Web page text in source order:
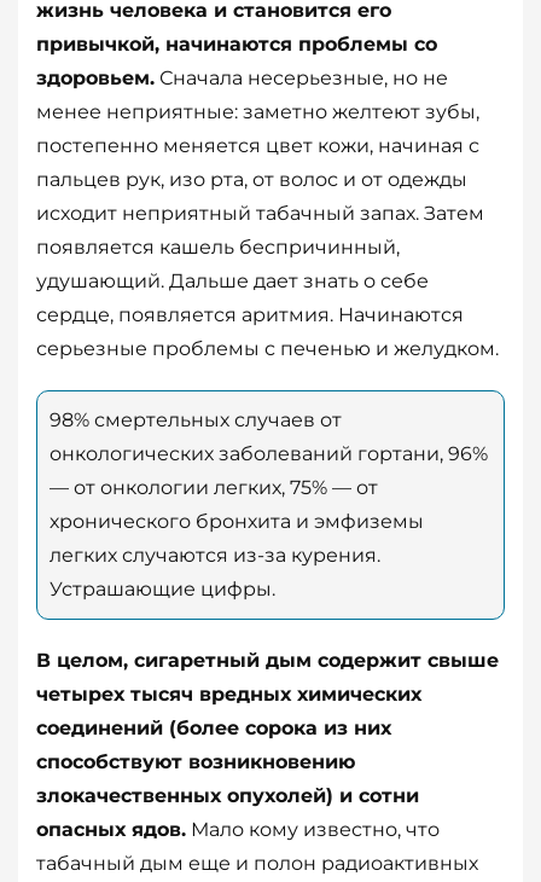
жизнь человека и становится его
привычкой, начинаются проблемы со
здоровьем. Сначала несерьезные, но не
менее неприятные: заметно желтеют зубы,
постепенно меняется цвет кожи, начиная с
пальцев рук, изо рта, от волос и от одежды
исходит неприятный табачный запах. Затем
появляется кашель беспричинный,
удушающий. Дальше дает знать о себе
сердце, появляется аритмия. Начинаются
серьезные проблемы с печенью и желудком.
98% смертельных случаев от
онкологических заболеваний гортани, 96%
— от онкологии легких, 75% — от
хронического бронхита и эмфиземы
легких случаются из-за курения.
Устрашающие цифры.
В целом, сигаретный дым содержит свыше
четырех тысяч вредных химических
соединений (более сорока из них
способствуют возникновению
злокачественных опухолей) и сотни
опасных ядов. Мало кому известно, что
табачный дым еще и полон радиоактивных